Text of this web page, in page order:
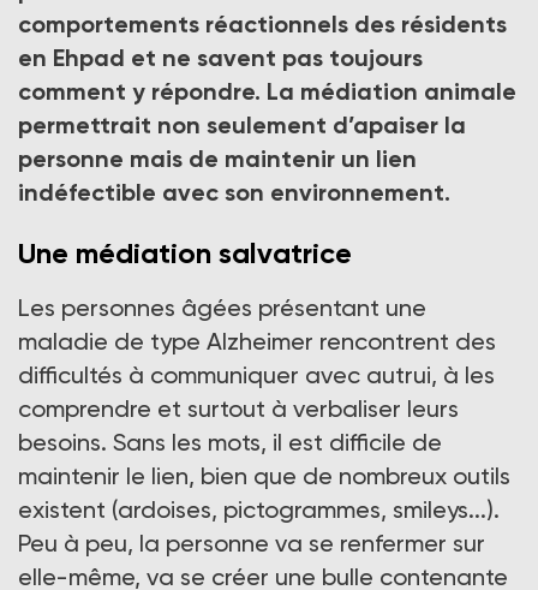
Crédit photo DR
comportements réactionnels des résidents
en Ehpad et ne savent pas toujours
comment y répondre. La médiation animale
permettrait non seulement d’apaiser la
personne mais de maintenir un lien
indéfectible avec son environnement.
Une médiation salvatrice
Les personnes âgées présentant une
maladie de type Alzheimer rencontrent des
difficultés à communiquer avec autrui, à les
comprendre et surtout à verbaliser leurs
besoins. Sans les mots, il est difficile de
maintenir le lien, bien que de nombreux outils
existent (ardoises, pictogrammes, smileys...).
Peu à peu, la personne va se renfermer sur
elle-même, va se créer une bulle contenante